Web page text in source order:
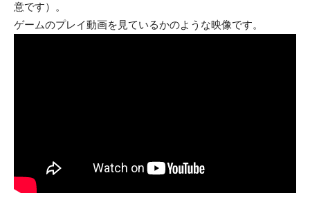
意です）。
ゲームのプレイ動画を見ているかのような映像です。